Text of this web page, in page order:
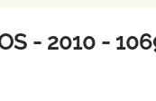
- 2010 -